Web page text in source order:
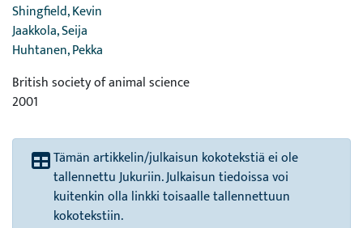
Shingfield, Kevin
Jaakkola, Seija
Huhtanen, Pekka
British society of animal science
2001
Tämän artikkelin/julkaisun kokotekstiä ei ole
tallennettu Jukuriin. Julkaisun tiedoissa voi
kuitenkin olla linkki toisaalle tallennettuun
kokotekstiin.